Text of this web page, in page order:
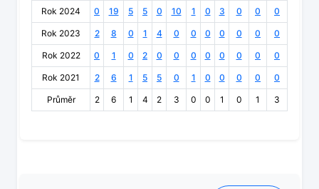
Rok 2024 0 19 5 5 0 10 1 0 3 0 0 0
Rok 2023 2 8 0 1 4 0 0 0 0 0 0 0
Rok 2022 0 1 0 2 0 0 0 0 0 0 0 0
Rok 2021 2 6 1 5 5 0 1 0 0 0 0 0
Průměr 2 6 1 4 2 3 0 0 1 0 1 3